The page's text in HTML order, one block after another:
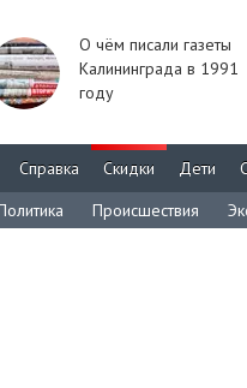
О чём писали газеты
Калининграда в 1991
году
Справка Скидки Дети
Происшествия